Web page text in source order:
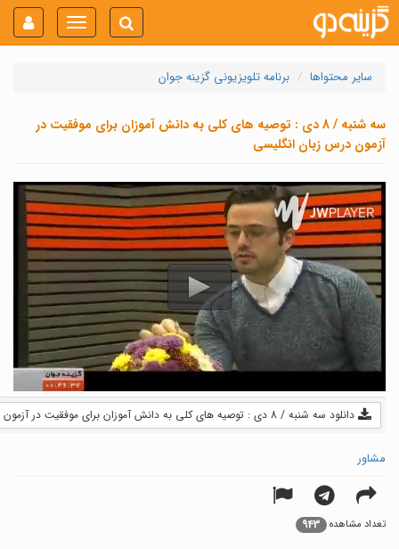
Toggle
navigation
سایر محتواها برنامه تلویزیونی گزینه جوان
سه شنبه / 8 دی : توصیه های کلی به دانش آموزان برای موفقیت در
آزمون درس زبان انگلیسی
دانلود سه شنبه / 8 دی : توصیه های کلی به دانش آموزان برای موفقیت در آزمون درس زبان انگلیسی (فیلم) - 43.1 MB
مشاور
تعداد مشاهده 943